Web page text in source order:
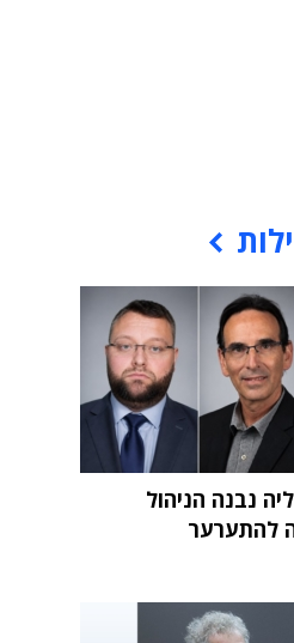
נבנה הניהול
להתערער